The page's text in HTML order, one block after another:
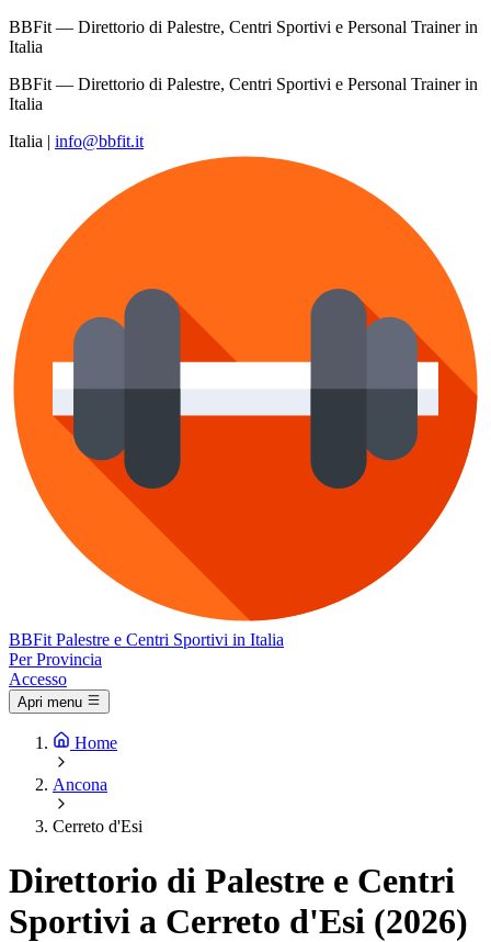
BBFit — Direttorio di Palestre, Centri Sportivi e Personal Trainer in
Italia
BBFit — Direttorio di Palestre, Centri Sportivi e Personal Trainer in
Italia
Italia | info@bbfit.it
BBFit Palestre e Centri Sportivi in Italia
Per Provincia
Accesso
Apri menu
Home
Ancona
Cerreto d'Esi
Direttorio di Palestre e Centri
Sportivi a Cerreto d'Esi (2026)